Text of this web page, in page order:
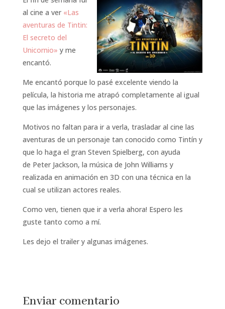
al cine a ver «Las
aventuras de Tintin:
El secreto del
Unicornio» y me
encantó.
Me encantó porque lo pasé excelente viendo la
película, la historia me atrapó completamente al igual
que las imágenes y los personajes.
Motivos no faltan para ir a verla, trasladar al cine las
aventuras de un personaje tan conocido como Tintín y
que lo haga el gran Steven Spielberg, con ayuda
de Peter Jackson, la música de John Williams y
realizada en animación en 3D con una técnica en la
cual se utilizan actores reales.
Como ven, tienen que ir a verla ahora! Espero les
guste tanto como a mí.
Les dejo el trailer y algunas imágenes.
Enviar comentario